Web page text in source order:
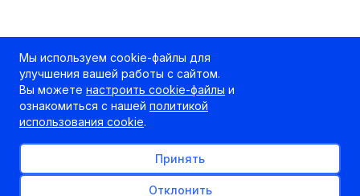
Мы используем cookie-файлы для
улучшения вашей работы с сайтом.
Вы можете настроить cookie-файлы и
ознакомиться с нашей политикой
использования cookie.
Принять
Отклонить